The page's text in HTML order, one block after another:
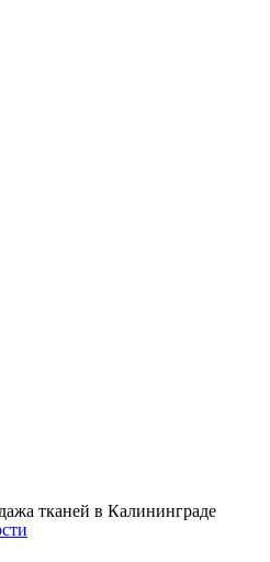
тканей в Калининграде